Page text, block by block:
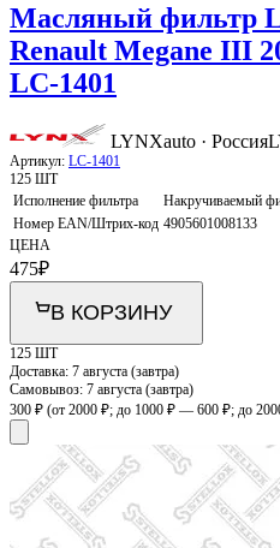
Масляный фильтр
Renault Megane III
LC-1401
LYNXauto · Россия
Артикул: LC-1401
125 ШТ
Исполнение фильтра
Накручиваемый
Номер EAN/Штрих-код 4905601008133
ЦЕНА
475₽
В КОРЗИНУ
125 ШТ
Доставка: 7 августа (завтра)
Самовывоз: 7 августа (завтра)
300 ₽ (от 2000 ₽; до 1000 ₽ — 600 ₽; до